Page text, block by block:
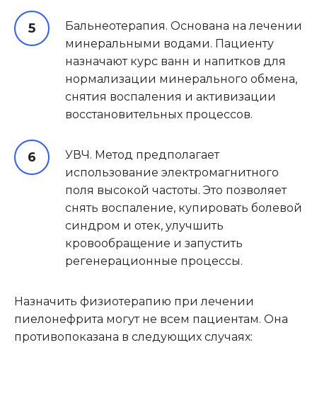
Бальнеотерапия. Основана на лечении
минеральными водами. Пациенту
назначают курс ванн и напитков для
нормализации минерального обмена,
снятия воспаления и активизации
восстановительных процессов.
УВЧ. Метод предполагает
использование электромагнитного
поля высокой частоты. Это позволяет
снять воспаление, купировать болевой
синдром и отек, улучшить
кровообращение и запустить
регенерационные процессы.
Назначить физиотерапию при лечении
пиелонефрита могут не всем пациентам. Она
противопоказана в следующих случаях: